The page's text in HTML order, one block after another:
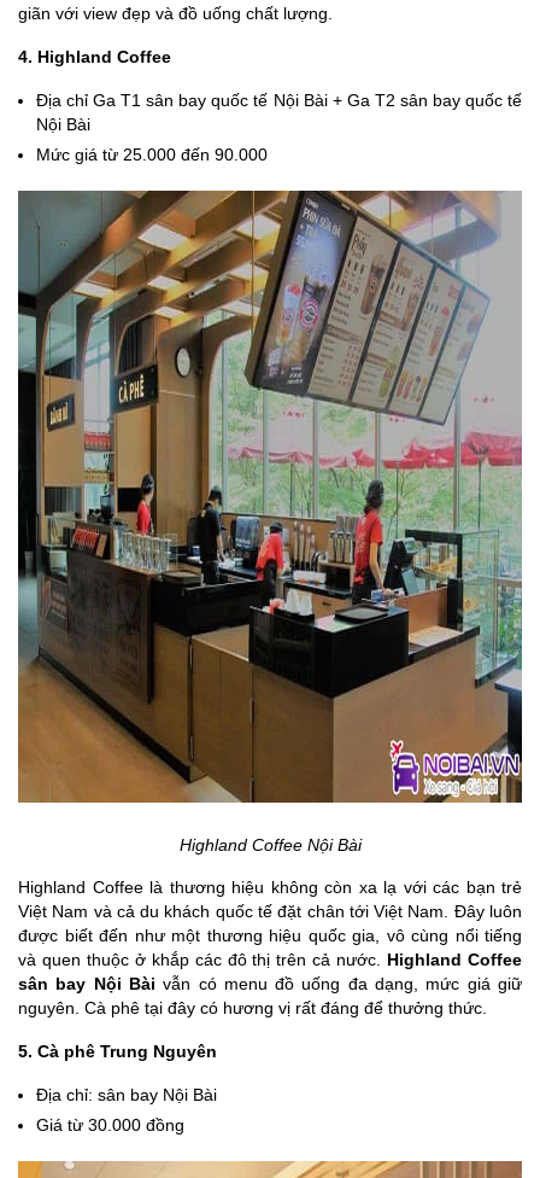
giãn với view đẹp và đồ uống chất lượng.
4. Highland Coffee
Địa chỉ Ga T1 sân bay quốc tế Nội Bài + Ga T2 sân bay quốc tế
Nội Bài
Mức giá từ 25.000 đến 90.000
Highland Coffee Nội Bài
Highland Coffee là thương hiệu không còn xa lạ với các bạn trẻ
Việt Nam và cả du khách quốc tế đặt chân tới Việt Nam. Đây luôn
được biết đến như một thương hiệu quốc gia, vô cùng nổi tiếng
và quen thuộc ở khắp các đô thị trên cả nước. Highland Coffee
sân bay Nội Bài vẫn có menu đồ uống đa dạng, mức giá giữ
nguyên. Cà phê tại đây có hương vị rất đáng để thưởng thức.
5. Cà phê Trung Nguyên
Địa chỉ: sân bay Nội Bài
Giá từ 30.000 đồng